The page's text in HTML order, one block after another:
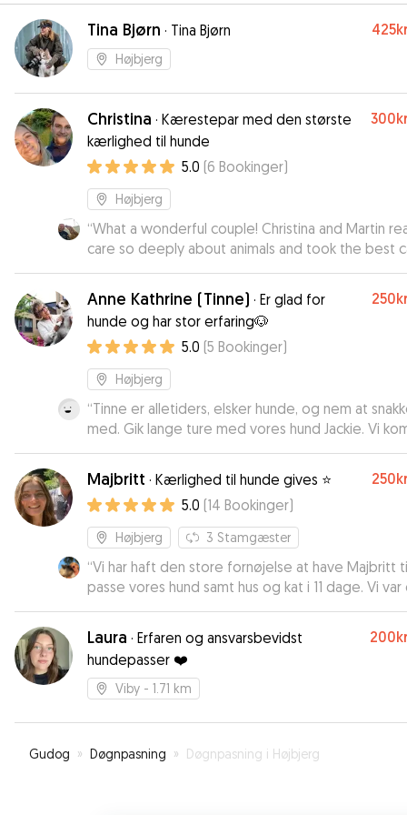
Tina Bjørn · Tina Bjørn
Højbjerg
Christina · Kærestepar med den største
kærlighed til hunde
5.0 (6 Bookinger)
Højbjerg
“What a wonderful couple! Christina and Martin
care so deeply about animals and took the best
of my 2 doggies. They are great at providing
feedback and making sure to share pictures. I felt
ease knowing my doggies were taken care of
pampered with lots of walks and play time while
were away! 100% will use them again!
Anne Kathrine (Tinne) · Er glad for
hunde og har stor erfaring🐶
5.0 (5 Bookinger)
Højbjerg
“Tinne er alletiders, elsker hunde, og nem at
med. Gik lange ture med vores hund Jackie. Vi
gerne igen”
Majbritt · Kærlighed til hunde gives ⭐️
5.0 (14 Bookinger)
Højbjerg 3 Stamgæster
“Vi har haft den store fornøjelse at have Majbritt
passe vores hund samt hus og kat i 11 dage. Vi var
en prøvepasse-dag helt trygge ved at overlade
til Majbritt og hun levede bestemt op til
forventningerne!! Vi kunne også tydeligt mærke
daglige opdateringer at vores hund havde det
og fik bl.a. lov til at komme med på ture og hendes
og håber bare Majbritt er ledig næste gang vi får
for pasning. Vi giver hende de varmeste
Laura · Erfaren og ansvarsbevidst
hundepasser ❤️
Viby - 1.71 km
Gudog » Døgnpasning » Døgnpasning i Højbjerg